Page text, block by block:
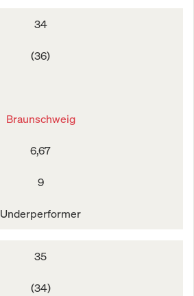
34
(36)
Braunschweig
6,67
9
Underperformer
35
(34)